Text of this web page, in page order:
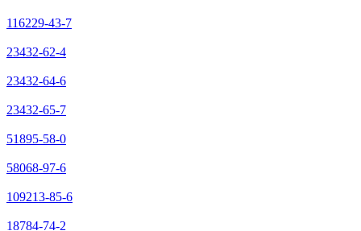
116229-43-7
23432-62-4
23432-64-6
23432-65-7
51895-58-0
58068-97-6
109213-85-6
18784-74-2